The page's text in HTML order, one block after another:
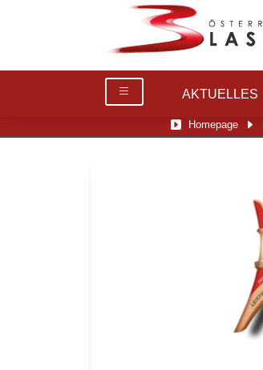
AKTUELLES
Homepage